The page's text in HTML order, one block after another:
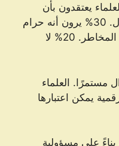
أن 50% من العلماء يعتقدون بأن
التعدين في العملات الرقمية حلال. 30% يرون أنه حرام
بسبب عدم وجود تنظيم وارتفاع المخاطر. 20% لا
مستمرًا. العلماء
الرقمية يمكن اعتبارها
بناءً على مسؤولية